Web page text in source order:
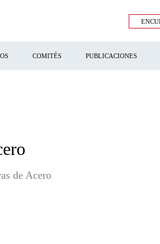
COMITÉS PUBLICACIONES
de Acero